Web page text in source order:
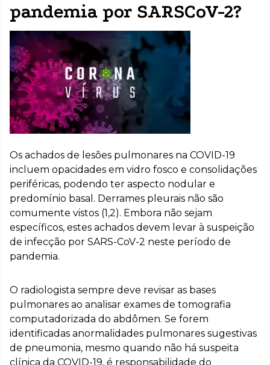
pandemia por SARSCoV-2?
Os achados de lesões pulmonares na COVID-19
incluem opacidades em vidro fosco e consolidações
periféricas, podendo ter aspecto nodular e
predomínio basal. Derrames pleurais não são
comumente vistos (1,2). Embora não sejam
específicos, estes achados devem levar à suspeição
de infecção por SARS-CoV-2 neste período de
pandemia.
O radiologista sempre deve revisar as bases
pulmonares ao analisar exames de tomografia
computadorizada do abdômen. Se forem
identificadas anormalidades pulmonares sugestivas
de pneumonia, mesmo quando não há suspeita
clínica da COVID-19, é responsabilidade do